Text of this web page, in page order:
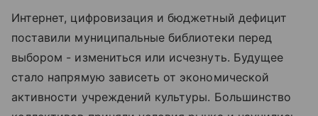
Интернет, цифровизация и бюджетный дефицит
поставили муниципальные библиотеки перед
выбором - измениться или исчезнуть. Будущее
стало напрямую зависеть от экономической
активности учреждений культуры. Большинство